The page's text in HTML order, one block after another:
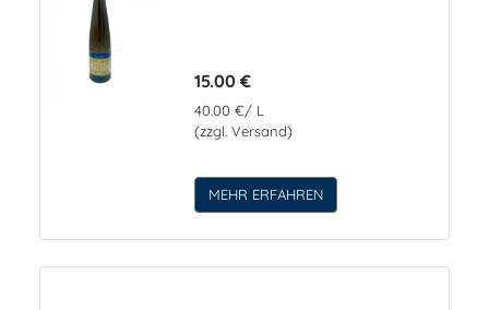
15.00 €
40.00 €/ L
(zzgl. Versand)
MEHR ERFAHREN